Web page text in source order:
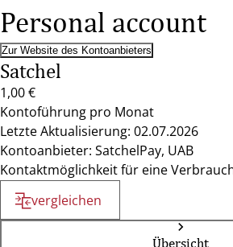
Personal account
Zur Website des Kontoanbieters
Satchel
1,00 €
Kontoführung pro Monat
Letzte Aktualisierung: 02.07.2026
Kontoanbieter: SatchelPay, UAB
Kontaktmöglichkeit für eine
vergleichen
Übersicht